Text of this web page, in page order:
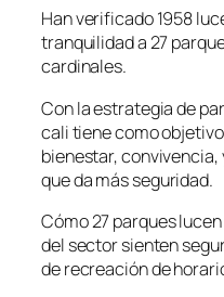
Han verificado 1958
tranquilidad a 27
cardinales.
Con la estrategia de
cali tiene como
bienestar,
que da más seguridad.
Cómo 27 parques
del sector sienten
de recreación de